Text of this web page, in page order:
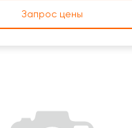
Запрос цены